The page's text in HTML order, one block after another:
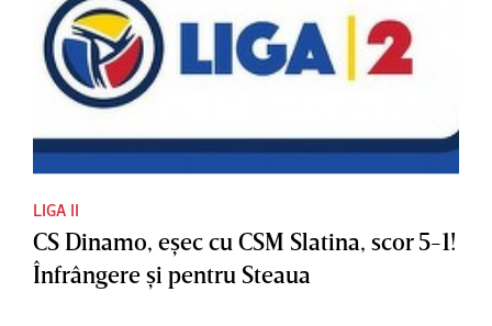
LIGA II
CS Dinamo, eşec cu CSM Slatina, scor 5-1!
Înfrângere şi pentru Steaua